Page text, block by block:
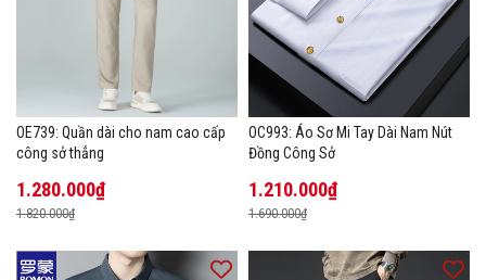
OE739: Quần dài cho nam cao cấp
công sở thẳng
1.280.000₫
1.820.000₫
OC993: Áo Sơ Mi Tay Dài Nam Nút
Đồng Công Sở
1.210.000₫
1.690.000₫